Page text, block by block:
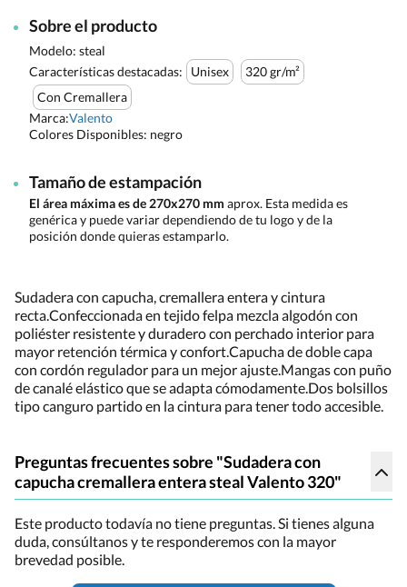
Sobre el producto
Modelo: steal
Características destacadas:
Unisex
320 gr/m²
Con Cremallera
Marca:Valento
Colores Disponibles: negro
Tamaño de estampación
El área máxima es de 270x270 mm aprox. Esta medida es
genérica y puede variar dependiendo de tu logo y de la
posición donde quieras estamparlo.
Sudadera con capucha, cremallera entera y cintura
recta.Confeccionada en tejido felpa mezcla algodón con
poliéster resistente y duradero con perchado interior para
mayor retención térmica y confort.Capucha de doble capa
con cordón regulador para un mejor ajuste.Mangas con puño
de canalé elástico que se adapta cómodamente.Dos bolsillos
tipo canguro partido en la cintura para tener todo accesible.
Preguntas frecuentes sobre "Sudadera con
capucha cremallera entera steal Valento 320"
Este producto todavía no tiene preguntas. Si tienes alguna
duda, consúltanos y te responderemos con la mayor
brevedad posible.